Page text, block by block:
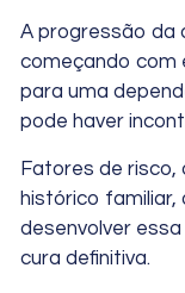
A progressão da
começando com
para uma
pode haver
Fatores de risco,
histórico familiar,
desenvolver
cura definitiva.